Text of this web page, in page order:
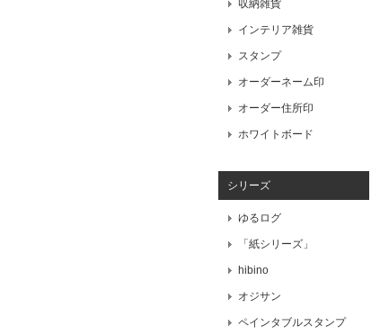
収納雑貨
インテリア雑貨
スタンプ
オーダーネーム印
オーダー住所印
ホワイトボード
シリーズ
ゆるログ
「紙シリーズ」
hibino
オジサン
ペインタブルスタンプ